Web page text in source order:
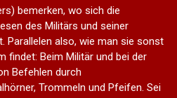
bemerken, wo sich die
des Militärs und seiner
Parallelen also, wie man sie sonst
findet: Beim Militär und bei der
Befehlen durch
Trommeln und Pfeifen. Sei